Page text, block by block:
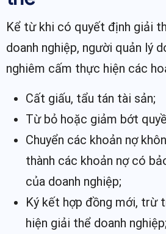
Kể từ khi có quyết định giải
doanh nghiệp, người quản lý
nghiêm cấm thực hiện các
Cất giấu, tẩu tán tài sản;
Từ bỏ hoặc giảm bớt
Chuyển các khoản nợ
thành các khoản nợ có
của doanh nghiệp;
Ký kết hợp đồng mới, trừ
hiện giải thể doanh nghiệp;